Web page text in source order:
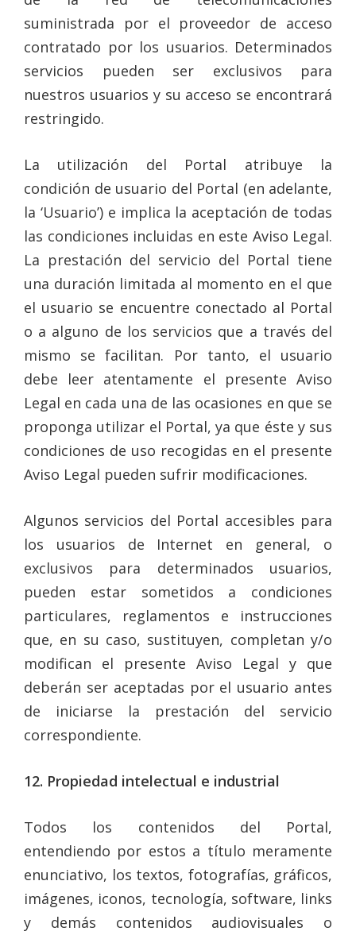
suministrada por el proveedor de acceso
contratado por los usuarios. Determinados
servicios pueden ser exclusivos para
nuestros usuarios y su acceso se encontrará
restringido.
La utilización del Portal atribuye la
condición de usuario del Portal (en adelante,
la ‘Usuario’) e implica la aceptación de todas
las condiciones incluidas en este Aviso Legal.
La prestación del servicio del Portal tiene
una duración limitada al momento en el que
el usuario se encuentre conectado al Portal
o a alguno de los servicios que a través del
mismo se facilitan. Por tanto, el usuario
debe leer atentamente el presente Aviso
Legal en cada una de las ocasiones en que se
proponga utilizar el Portal, ya que éste y sus
condiciones de uso recogidas en el presente
Aviso Legal pueden sufrir modificaciones.
Algunos servicios del Portal accesibles para
los usuarios de Internet en general, o
exclusivos para determinados usuarios,
pueden estar sometidos a condiciones
particulares, reglamentos e instrucciones
que, en su caso, sustituyen, completan y/o
modifican el presente Aviso Legal y que
deberán ser aceptadas por el usuario antes
de iniciarse la prestación del servicio
correspondiente.
12. Propiedad intelectual e industrial
Todos los contenidos del Portal,
entendiendo por estos a título meramente
enunciativo, los textos, fotografías, gráficos,
imágenes, iconos, tecnología, software, links
y demás contenidos audiovisuales o